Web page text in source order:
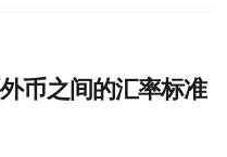
币之间的汇率标准